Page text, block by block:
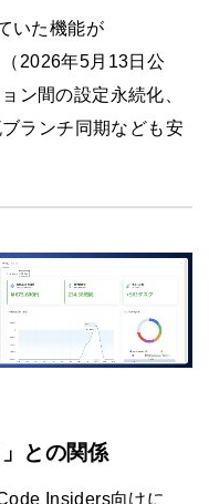
いた機能が
（2026年5月13日公
ン間の設定永続化、
ランチ同期なども安
との関係
Insiders向けに